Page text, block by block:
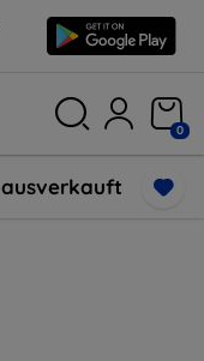
0
ausverkauft